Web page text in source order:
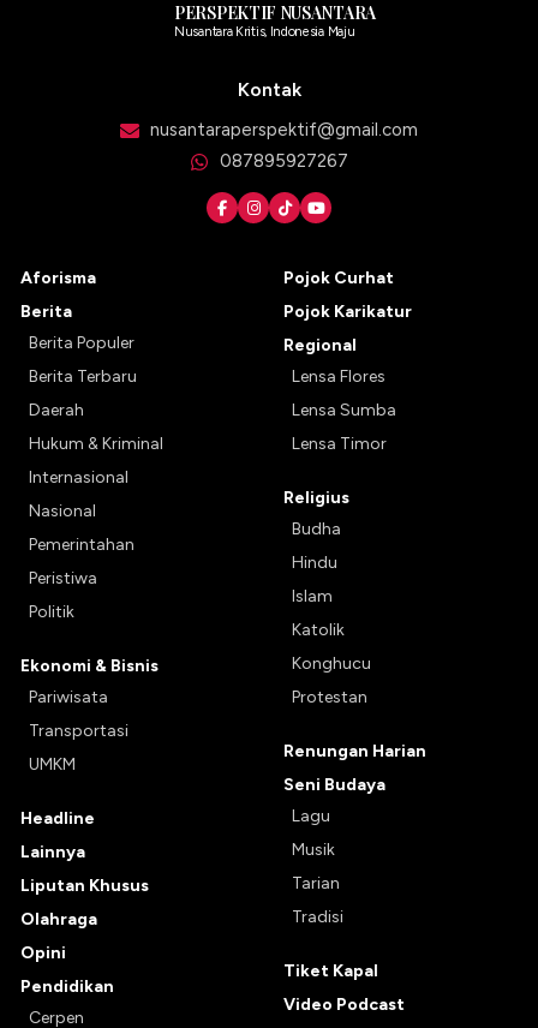
PERSPEKTIF NUSANTARA
Nusantara Kritis, Indonesia Maju
Kontak
nusantaraperspektif@gmail.com
087895927267
Aforisma
Berita
Berita Populer
Berita Terbaru
Daerah
Hukum & Kriminal
Internasional
Nasional
Pemerintahan
Peristiwa
Politik
Ekonomi & Bisnis
Pariwisata
Transportasi
UMKM
Headline
Lainnya
Liputan Khusus
Olahraga
Opini
Pendidikan
Cerpen
Pojok Curhat
Pojok Karikatur
Regional
Lensa Flores
Lensa Sumba
Lensa Timor
Religius
Budha
Hindu
Islam
Katolik
Konghucu
Protestan
Renungan Harian
Seni Budaya
Lagu
Musik
Tarian
Tradisi
Tiket Kapal
Video Podcast